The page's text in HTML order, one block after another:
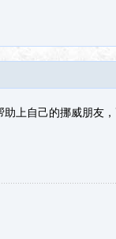
上自己的挪威朋友